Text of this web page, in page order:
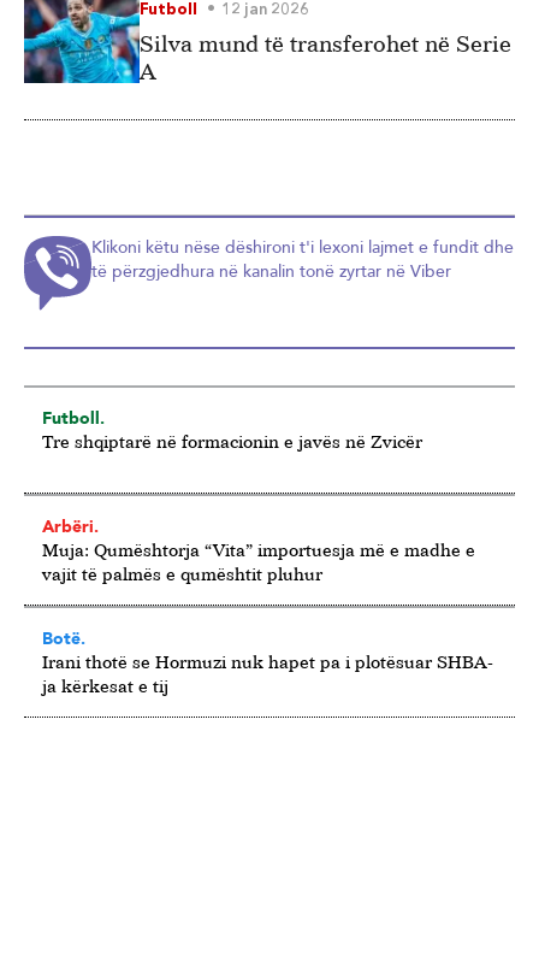
Futboll 12 jan 2026
Silva mund të transferohet në Serie
A
Klikoni këtu nëse dëshironi t'i lexoni lajmet e fundit dhe
të përzgjedhura në kanalin tonë zyrtar në Viber
Futboll.
Tre shqiptarë në formacionin e javës në Zvicër
Arbëri.
Muja: Qumështorja “Vita” importuesja më e madhe e
vajit të palmës e qumështit pluhur
Botë.
Irani thotë se Hormuzi nuk hapet pa i plotësuar SHBA-
ja kërkesat e tij